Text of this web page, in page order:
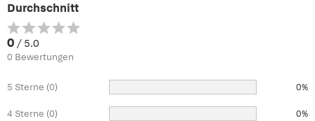
Durchschnitt
0 / 5.0
0 Bewertungen
5 Sterne (0) 0%
4 Sterne (0) 0%